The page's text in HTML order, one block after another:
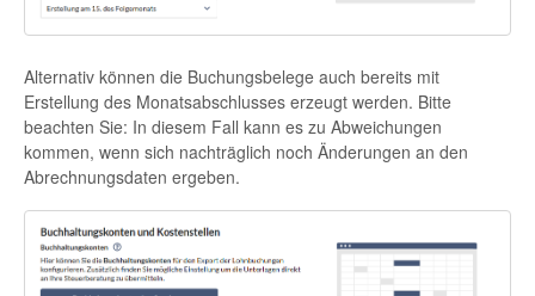
Alternativ können die Buchungsbelege auch bereits mit
Erstellung des Monatsabschlusses erzeugt werden. Bitte
beachten Sie: In diesem Fall kann es zu Abweichungen
kommen, wenn sich nachträglich noch Änderungen an den
Abrechnungsdaten ergeben.